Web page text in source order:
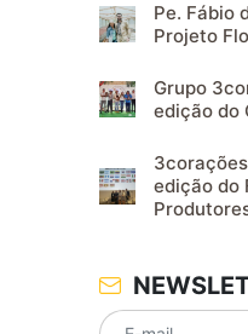
Pe. Fábio
Projeto
Grupo
edição do
edição do